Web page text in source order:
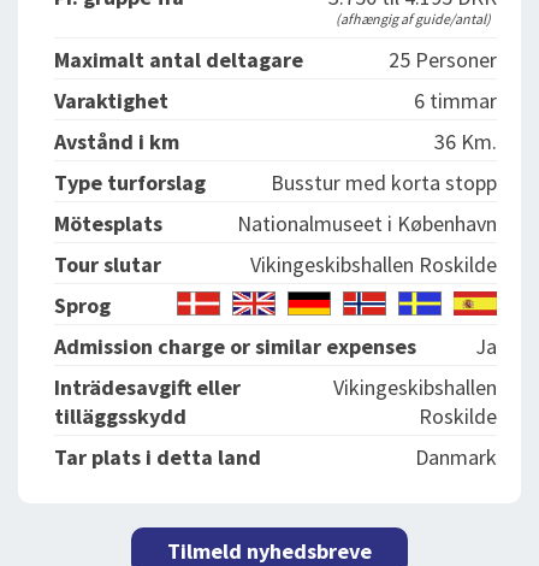
(afhængig af guide/antal)
Maximalt antal deltagare
25 Personer
Varaktighet
6 timmar
Avstånd i km
36 Km.
Type turforslag
Busstur med korta stopp
Mötesplats
Nationalmuseet i København
Tour slutar
Vikingeskibshallen Roskilde
Sprog
Admission charge or similar expenses
Ja
Inträdesavgift eller
tilläggsskydd
Vikingeskibshallen
Roskilde
Tar plats i detta land
Danmark
Tilmeld nyhedsbreve